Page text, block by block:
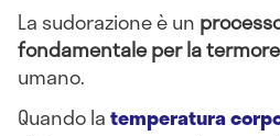
La sudorazione è un
fondamentale per la
umano.
Quando latemperatura